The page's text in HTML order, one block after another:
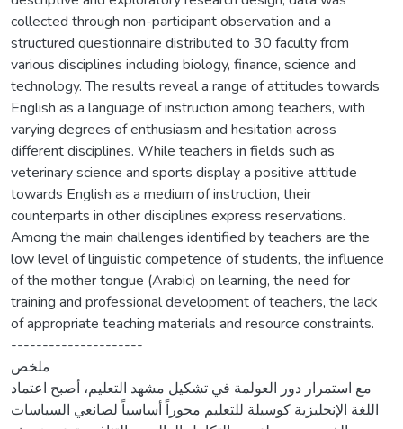
collected through non-participant observation and a
structured questionnaire distributed to 30 faculty from
various disciplines including biology, finance, science and
technology. The results reveal a range of attitudes towards
English as a language of instruction among teachers, with
varying degrees of enthusiasm and hesitation across
different disciplines. While teachers in fields such as
veterinary science and sports display a positive attitude
towards English as a medium of instruction, their
counterparts in other disciplines express reservations.
Among the main challenges identified by teachers are the
low level of linguistic competence of students, the influence
of the mother tongue (Arabic) on learning, the need for
training and professional development of teachers, the lack
of appropriate teaching materials and resource constraints.
---------------------
ملخص
مع استمرار دور العولمة في تشكيل مشهد التعليم، أصبح اعتماد
اللغة الإنجليزية كوسيلة للتعليم محوراً أساسياً لصانعي السياسات